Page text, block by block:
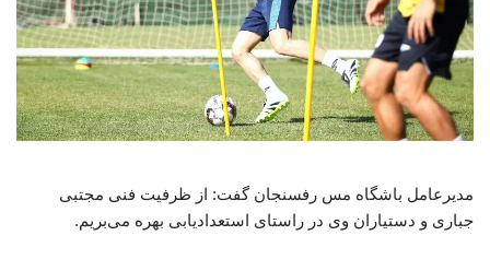
مدیرعامل باشگاه مس رفسنجان گفت: از ظرفیت فنی مجتبی
جباری و دستیاران وی در راستای استعدادیابی بهره می‌بریم.